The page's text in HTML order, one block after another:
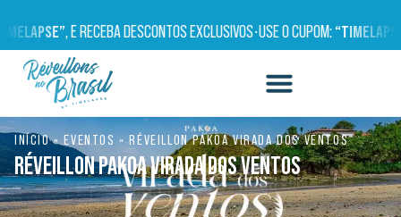
, E RECEBA DESCONTOS EXCLUSIVOS•USE O CUPOM:“TIMELAPSE”
INÍCIO»EVENTOS »RÉVEILLON PAKOA VIRADA DOS VENTOS
RÉVEILLON PAKOA VIRADA DOS VENTOS